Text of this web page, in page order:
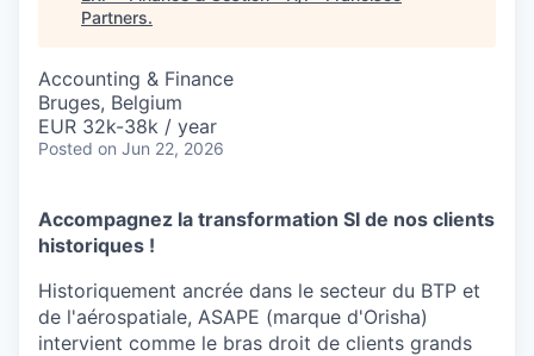
Partners.
Accounting & Finance
Bruges, Belgium
EUR 32k-38k / year
Posted on Jun 22, 2026
Accompagnez la transformation SI de nos clients
historiques !
Historiquement ancrée dans le secteur du BTP et
de l'aérospatiale, ASAPE (marque d'Orisha)
intervient comme le bras droit de clients grands